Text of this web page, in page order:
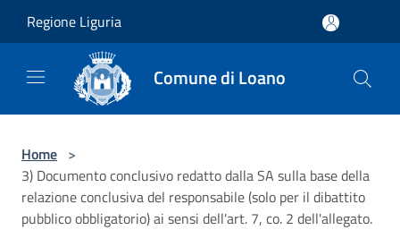
Regione Liguria
Comune di Loano
Home >
3) Documento conclusivo redatto dalla SA sulla base della
relazione conclusiva del responsabile (solo per il dibattito
pubblico obbligatorio) ai sensi dell'art. 7, co. 2 dell'allegato.